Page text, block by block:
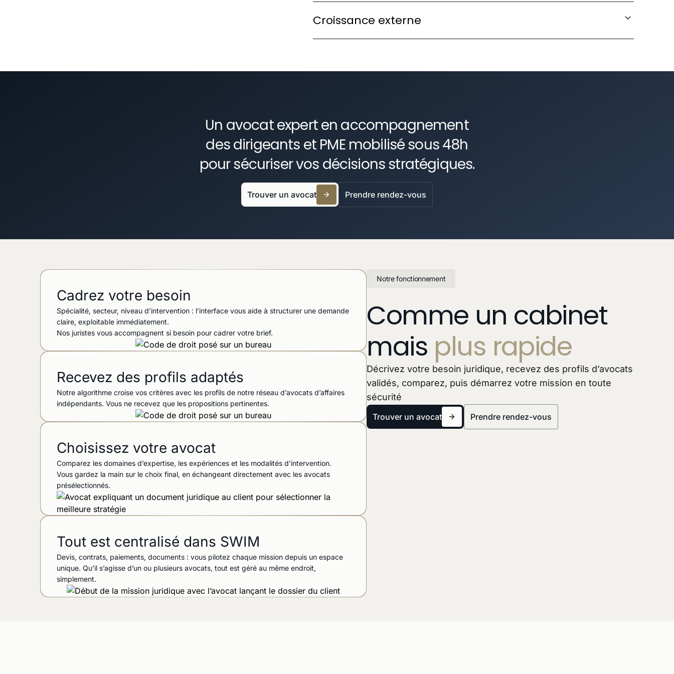
En savoir plus
values et transmissions.
En savoir plus
Croissance externe
Un avocat expert en accompagnement
des dirigeants et PME mobilisé sous 48h
pour sécuriser vos décisions stratégiques.
Trouver un avocat Prendre rendez-vous
Cadrez votre besoin
Spécialité, secteur, niveau d’intervention : l’interface vous aide à structurer une demande
claire, exploitable immédiatement.
Nos juristes vous accompagnent si besoin pour cadrer votre brief.
Recevez des profils adaptés
Notre algorithme croise vos critères avec les profils de notre réseau d’avocats d’affaires
indépendants. Vous ne recevez que les propositions pertinentes.
Choisissez votre avocat
Comparez les domaines d’expertise, les expériences et les modalités d’intervention.
Vous gardez la main sur le choix final, en échangeant directement avec les avocats
présélectionnés.
Tout est centralisé dans SWIM
Devis, contrats, paiements, documents : vous pilotez chaque mission depuis un espace
unique. Qu’il s’agisse d’un ou plusieurs avocats, tout est géré au même endroit,
simplement.
Notre fonctionnement
Comme un cabinet
mais plus rapide
Décrivez votre besoin juridique, recevez des profils d’avocats
validés, comparez, puis démarrez votre mission en toute
sécurité
Trouver un avocat Prendre rendez-vous